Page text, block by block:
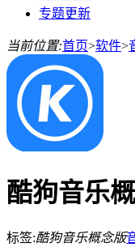
专题更新
当前位置:首页>软件>
酷狗音乐
标签:酷狗音乐概念版